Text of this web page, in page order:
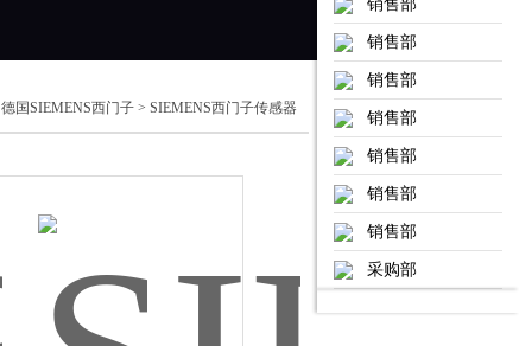
德国SIEMENS西门子 > SIEMENS西门子传感器
销售部
销售部
销售部
销售部
销售部
销售部
采购部